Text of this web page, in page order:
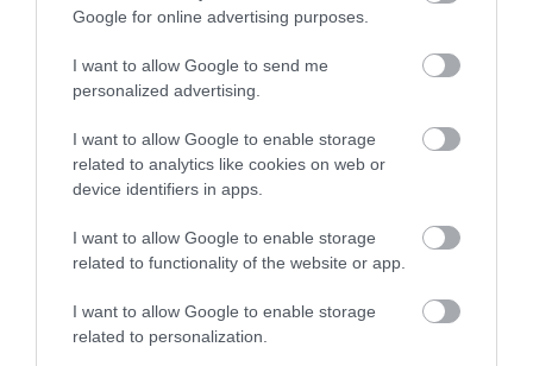
Google for online advertising purposes.
I want to allow Google to send me
personalized advertising.
I want to allow Google to enable storage
related to analytics like cookies on web or
device identifiers in apps.
I want to allow Google to enable storage
related to functionality of the website or app.
I want to allow Google to enable storage
related to personalization.
fel hírlevelünkre!
Megosztás
Kérem nap végén az aznapi friss cikkeket!
LÉGITÁRSASÁG ROMÁNIA TURKISH AIRLINES